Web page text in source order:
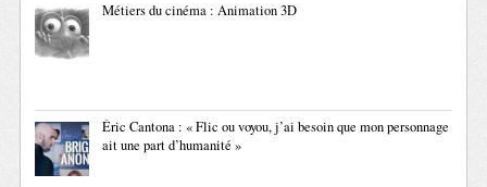
Métiers du cinéma : Animation 3D
Éric Cantona : « Flic ou voyou, j’ai besoin que mon personnage
ait une part d’humanité »